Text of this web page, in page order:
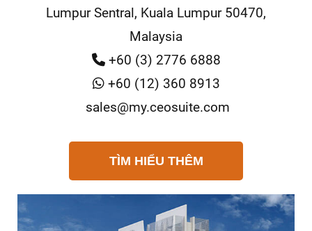
Lumpur Sentral, Kuala Lumpur 50470,
Malaysia
+60 (3) 2776 6888
+60 (12) 360 8913
sales@my.ceosuite.com
TÌM HIỂU THÊM